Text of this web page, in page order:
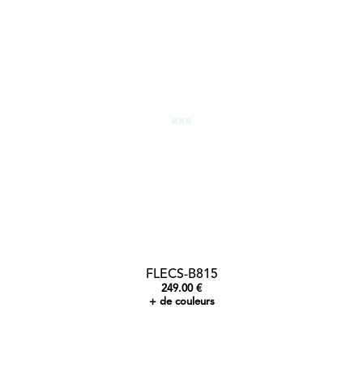
FLECS-B815
249.00 €
+ de couleurs